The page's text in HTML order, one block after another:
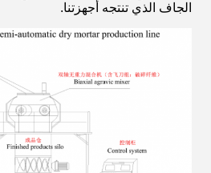
الجاف الذي تنتجه أجهزتنا.